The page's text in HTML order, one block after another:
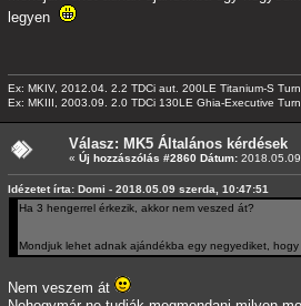
legyen
Ex: MKIV, 2012.04. 2.2 TDCi aut. 200LE Titanium-S
Ex: MKIII, 2003.09. 2.0 TDCi 130LE Ghia-Executive
Válasz: MK5 Általános kérdések
« Új hozzászólás #2860 Dátum:
Idézetet írta: Domi - 2018.05.09 szerda, 10:47:51
Ha 3 hengerrel érkezik, akkor nem veszed át?
Mondjuk lehet adnak ajándékba egy negyediket,
Nem veszem át